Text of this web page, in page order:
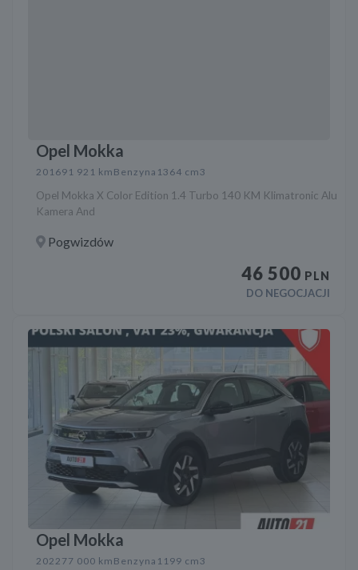
Opel Mokka
201691 921 km Benzyna 1364 cm3
Opel Mokka X Color Edition 1.4 Turbo 140 KM Klimatronic Alu
Kamera And
Pogwizdów
46 500 PLN
DO NEGOCJACJI
Opel Mokka
2022 77 000 km Benzyna 1199 cm3